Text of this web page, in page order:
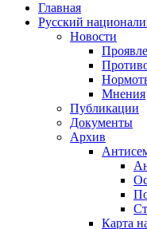
Главная
Русский
Новости
Мнения
Публикации
Документы
Архив
Карта